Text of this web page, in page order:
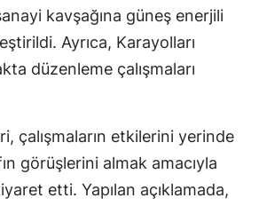
Hakkari
Hatay
İstanbul
İzmir
kavşağına güneş enerjili
Ayrıca, Karayolları
düzenleme çalışmaları
çalışmaların etkilerini yerinde
görüşlerini almak amacıyla
etti. Yapılan açıklamada,